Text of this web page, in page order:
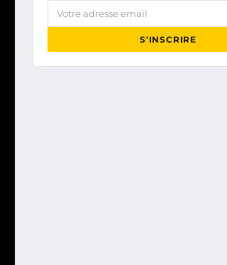
Votre adresse email
S'INSCRIRE